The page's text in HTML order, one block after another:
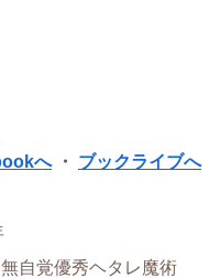
へ・ ブックライブへ
自覚優秀ヘタレ魔術